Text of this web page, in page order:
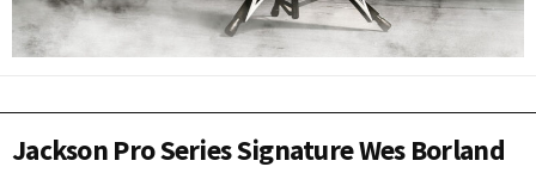
Jackson Pro Series Signature Wes Borland